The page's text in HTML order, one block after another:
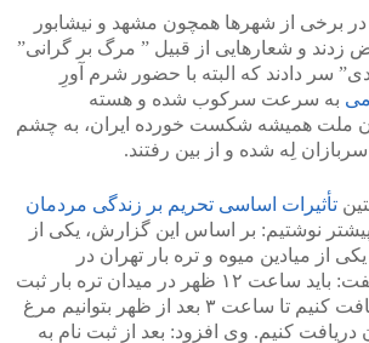
در برخی از شهرها همچون مشهد و نیشابور
زدند و شعارهایی از قبیل ” مرگ بر گرانی”
سر دادند که البته با حضور شرم آورِ
به سرعت سرکوب شده و هسته
ملت همیشه شکست خورده ایران، به چشم
لِه شده و از بین رفتند.
تأثیرات اساسی تحریم بر زندگی مردمان
نوشتیم: بر اساس این گزارش، یکی از
از میادین میوه و تره بار تهران در
خصوص خرید مرغ گفت: باید ساعت ۱۲ ظهر در میدان تره بار ثبت
نام کرده، شماره دریافت کنیم تا ساعت ۳ بعد از ظهر بتوانیم مرغ
۴۷۰۰ تومان دریافت کنیم. وی افزود: بعد از ثبت نام به